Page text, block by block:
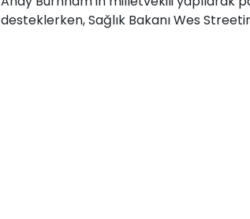
desteklerken, Sağlık Bakanı Wes